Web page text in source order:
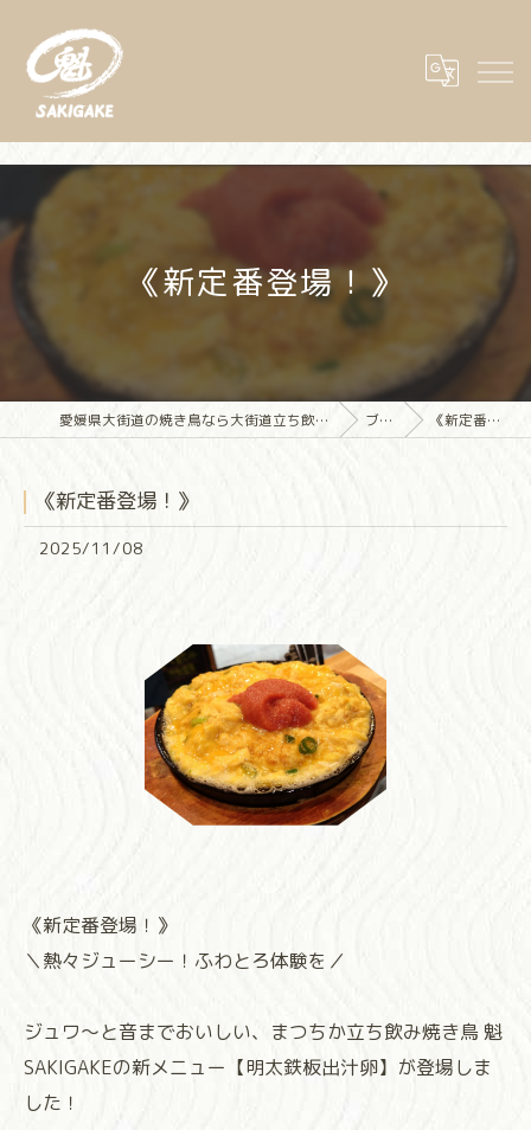
《新定番登場！》
愛媛県大街道の焼き鳥なら大街道立ち飲み焼き鳥 魁(さきがけ) ブログ 《新定番登場！》
《新定番登場！》
2025/11/08
《新定番登場！》
＼熱々ジューシー！ふわとろ体験を／
ジュワ〜と音までおいしい、まつちか立ち飲み焼き鳥 魁
SAKIGAKEの新メニュー【明太鉄板出汁卵】が登場しま
した！